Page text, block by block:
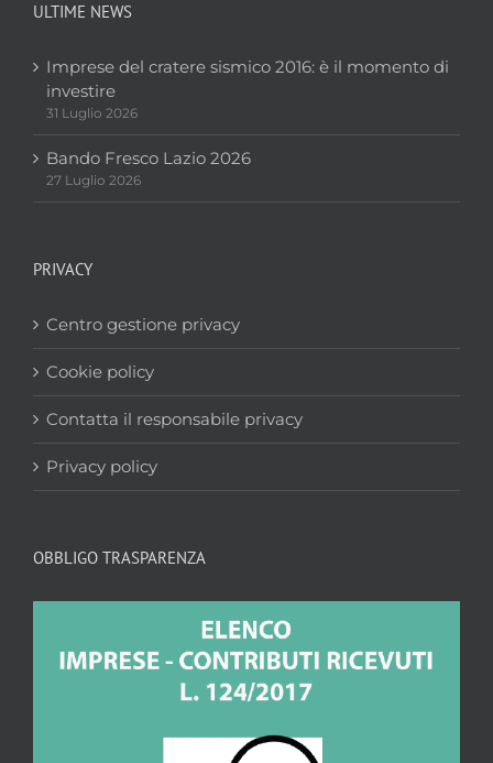
ULTIME NEWS
Imprese del cratere sismico 2016: è il momento di
investire
31 Luglio 2026
Bando Fresco Lazio 2026
27 Luglio 2026
PRIVACY
Centro gestione privacy
Cookie policy
Contatta il responsabile privacy
Privacy policy
OBBLIGO TRASPARENZA